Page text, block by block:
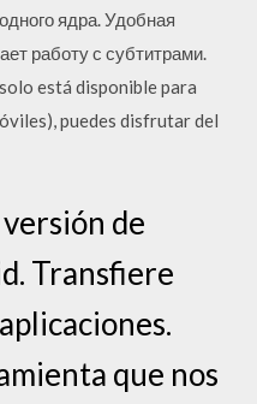
ядра. Удобная
работу с субтитрами.
está disponible para
puedes disfrutar del
de
Transfiere
que nos